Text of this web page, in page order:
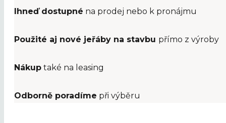
Ihneď dostupné na prodej nebo k pronájmu
Použité aj nové jeřáby na stavbu přímo z výroby
Nákup také na leasing
Odborně poradíme při výběru